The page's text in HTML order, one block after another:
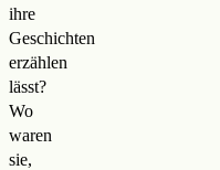
ihre
Geschichten
erzählen
lässt?
Wo
waren
sie,